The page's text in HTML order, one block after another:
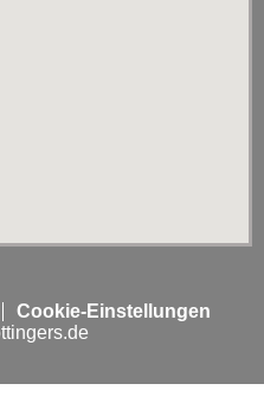
Cookie-Einstellungen